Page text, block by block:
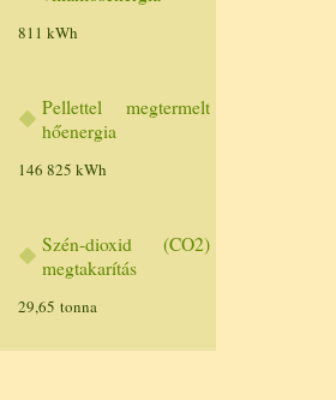
811 kWh
Pellettel megtermelt
hőenergia
146 825 kWh
Szén-dioxid (CO2)
megtakarítás
29,65 tonna